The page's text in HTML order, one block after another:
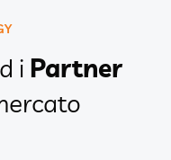
i Partner